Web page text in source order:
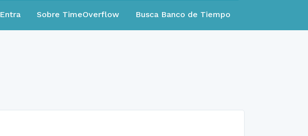
Entra Sobre TimeOverflow Busca Banco de Tiempo